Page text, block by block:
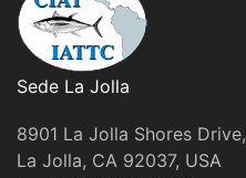
Sede La Jolla
8901 La Jolla Shores Drive,
La Jolla, CA 92037, USA